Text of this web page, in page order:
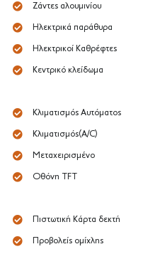
Ζάντες αλουμινίου
Ηλεκτρικά παράθυρα
Ηλεκτρικοί Καθρέφτες
Κεντρικό κλείδωμα
Κλιματισμός Αυτόματος
Κλιματισμός(A/C)
Μεταχειρισμένο
Οθόνη TFT
Πιστωτική Κάρτα δεκτή
Προβολείς ομίχλης